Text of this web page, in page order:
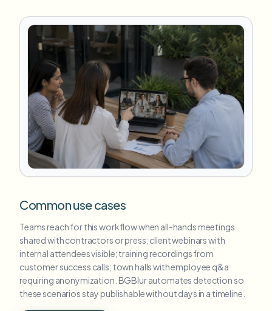
Common use cases
Teams reach for this workflow when all-hands meetings
shared with contractors or press; client webinars with
internal attendees visible; training recordings from
customer success calls; town halls with employee q&a
requiring anonymization. BGBlur automates detection so
these scenarios stay publishable without days in a timeline.